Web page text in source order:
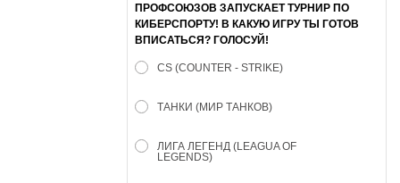
ПРОФСОЮЗОВ ЗАПУСКАЕТ ТУРНИР ПО
КИБЕРСПОРТУ! В КАКУЮ ИГРУ ТЫ ГОТОВ
ВПИСАТЬСЯ? ГОЛОСУЙ!
CS (COUNTER - STRIKE)
ТАНКИ (МИР ТАНКОВ)
ЛИГА ЛЕГЕНД (LEAGUA OF
LEGENDS)